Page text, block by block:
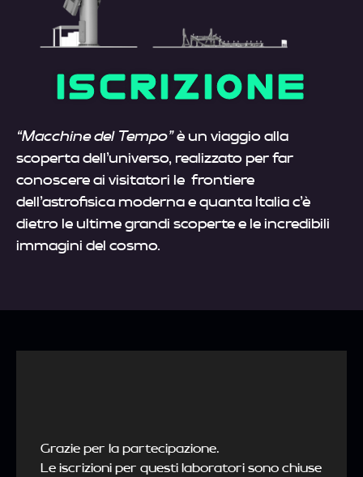
ISCRIZIONE
“Macchine del Tempo”è un viaggio alla
scoperta dell’universo, realizzato per far
conoscere ai visitatori le frontiere
dell’astrofisica moderna e quanta Italia c’è
dietro le ultime grandi scoperte e le incredibili
immagini del cosmo.
Grazie per la partecipazione.
Le iscrizioni per questi laboratori sono chiuse